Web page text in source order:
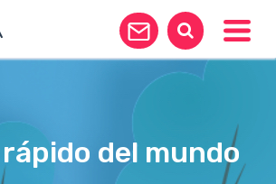
del mundo